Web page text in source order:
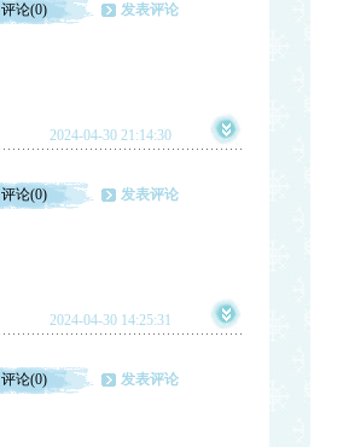
评论(0) 发表评论
2024-04-30 21:14:30
评论(0) 发表评论
2024-04-30 14:25:31
评论(0) 发表评论